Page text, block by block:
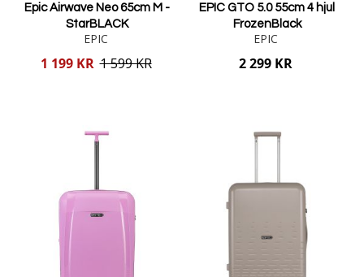
Epic Airwave Neo 65cm M -
StarBLACK
EPIC
Reducerat
1 199 KR 1 599 KR
EPIC GTO 5.0 55cm 4 hjul
FrozenBlack
EPIC
2 299 KR